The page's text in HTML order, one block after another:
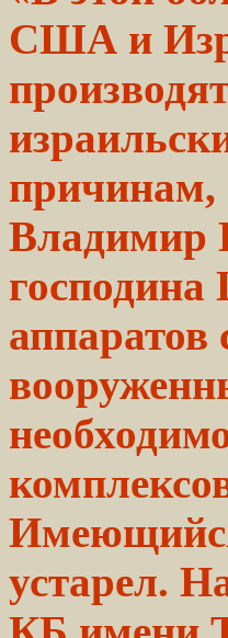
США и
причинам,
Владимир
господина
устарел.